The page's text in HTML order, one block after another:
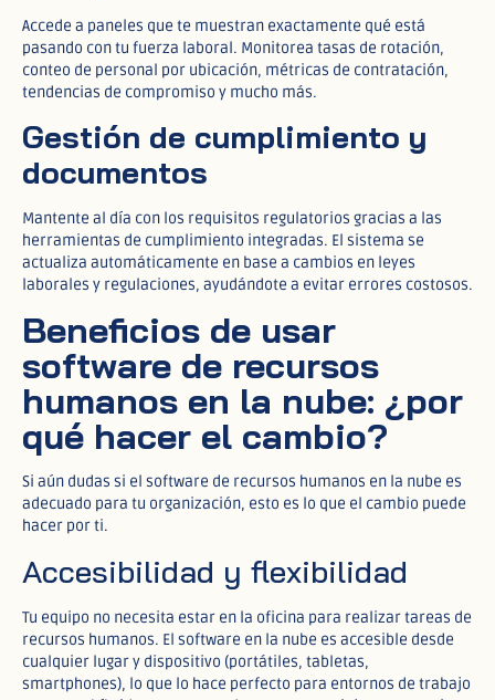
Accede a paneles que te muestran exactamente qué está
pasando con tu fuerza laboral. Monitorea tasas de rotación,
conteo de personal por ubicación, métricas de contratación,
tendencias de compromiso y mucho más.​
Gestión de cumplimiento y
documentos
Mantente al día con los requisitos regulatorios gracias a las
herramientas de cumplimiento integradas. El sistema se
actualiza automáticamente en base a cambios en leyes
laborales y regulaciones, ayudándote a evitar errores costosos.​
Beneficios de usar
software de recursos
humanos en la nube: ¿por
qué hacer el cambio?
Si aún dudas si el software de recursos humanos en la nube es
adecuado para tu organización, esto es lo que el cambio puede
hacer por ti.
Accesibilidad y flexibilidad
Tu equipo no necesita estar en la oficina para realizar tareas de
recursos humanos. El software en la nube es accesible desde
cualquier lugar y dispositivo (portátiles, tabletas,
smartphones), lo que lo hace perfecto para entornos de trabajo